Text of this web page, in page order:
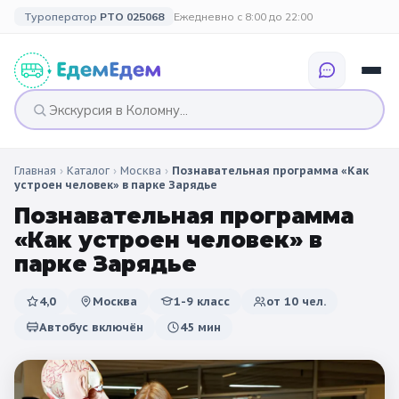
Туроператор РТО 025068 Ежедневно с 8:00 до 22:00
🎉 ПО ПРАЗДНИКАМ
Все праздники
🔔 1 сентября
🎄 Новогодние
🥞 Масленица
🗓️ ПО КАНИКУЛАМ
🍂 Осенние
🌸 Весенние
🗓️ ПО ДЛИТЕЛЬНОСТИ
Однодневные
2 дня / 1 ночь
3 дня и больше
🎉 СОБЫТИЙНЫЕ
🍂 Осенние
каникулы
туры
🎓 Выпускные
Главная › Каталог › Москва › Познавательная программа «Как
устроен человек» в парке Зарядье
Познавательная программа
«Как устроен человек» в
парке Зарядье
4,0 Москва 1-9 класс от 10 чел.
Автобус включён
45 мин